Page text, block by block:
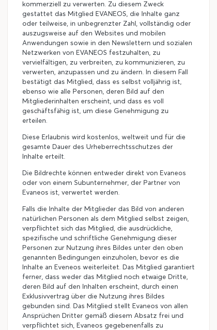
kommerziell zu verwerten. Zu diesem Zweck
gestattet das Mitglied EVANEOS, die Inhalte ganz
oder teilweise, in unbegrenzter Zahl, vollständig oder
auszugsweise auf den Websites und mobilen
Anwendungen sowie in den Newslettern und sozialen
Netzwerken von EVANEOS festzuhalten, zu
vervielfältigen, zu verbreiten, zu kommunizieren, zu
verwerten, anzupassen und zu ändern. In diesem Fall
bestätigt das Mitglied, dass es selbst volljährig ist,
ebenso wie alle Personen, deren Bild auf den
Mitgliederinhalten erscheint, und dass es voll
geschäftsfähig ist, um diese Genehmigung zu
erteilen.
Diese Erlaubnis wird kostenlos, weltweit und für die
gesamte Dauer des Urheberrechtsschutzes der
Inhalte erteilt.
Die Bildrechte können entweder direkt von Evaneos
oder von einem Subunternehmer, der Partner von
Evaneos ist, verwertet werden.
Falls die Inhalte der Mitglieder das Bild von anderen
natürlichen Personen als dem Mitglied selbst zeigen,
verpflichtet sich das Mitglied, die ausdrückliche,
spezifische und schriftliche Genehmigung dieser
Personen zur Nutzung ihres Bildes unter den oben
genannten Bedingungen einzuholen, bevor es die
Inhalte an Eveneos weiterleitet. Das Mitglied garantiert
ferner, dass weder das Mitglied noch etwaige Dritte,
deren Bild auf den Inhalten erscheint, durch einen
Exklusivvertrag über die Nutzung ihres Bildes
gebunden sind. Das Mitglied stellt Evaneos von allen
Ansprüchen Dritter gemäß diesem Absatz frei und
verpflichtet sich, Evaneos gegebenenfalls zu